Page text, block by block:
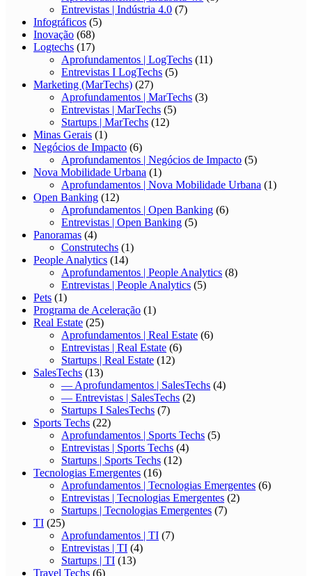
Entrevistas | Indústria 4.0 (7)
Infográficos (5)
Inovação (68)
Logtechs (17)
Aprofundamentos | LogTechs (11)
Entrevistas I LogTechs (5)
Marketing (MarTechs) (27)
Aprofundamentos | MarTechs (3)
Entrevistas | MarTechs (5)
Startups | MarTechs (12)
Minas Gerais (1)
Negócios de Impacto (6)
Aprofundamentos | Negócios de Impacto (5)
Nova Mobilidade Urbana (1)
Aprofundamentos | Nova Mobilidade Urbana (1)
Open Banking (12)
Aprofundamentos | Open Banking (6)
Entrevistas | Open Banking (5)
Panoramas (4)
Construtechs (1)
People Analytics (14)
Aprofundamentos | People Analytics (8)
Entrevistas | People Analytics (5)
Pets (1)
Programa de Aceleração (1)
Real Estate (25)
Aprofundamentos | Real Estate (6)
Entrevistas | Real Estate (6)
Startups | Real Estate (12)
SalesTechs (13)
— Aprofundamentos | SalesTechs (4)
— Entrevistas | SalesTechs (2)
Startups I SalesTechs (7)
Sports Techs (22)
Aprofundamentos | Sports Techs (5)
Entrevistas | Sports Techs (4)
Startups | Sports Techs (12)
Tecnologias Emergentes (16)
Aprofundamentos | Tecnologias Emergentes (6)
Entrevistas | Tecnologias Emergentes (2)
Startups | Tecnologias Emergentes (7)
TI (25)
Aprofundamentos | TI (7)
Entrevistas | TI (4)
Startups | TI (13)
Travel Techs (6)